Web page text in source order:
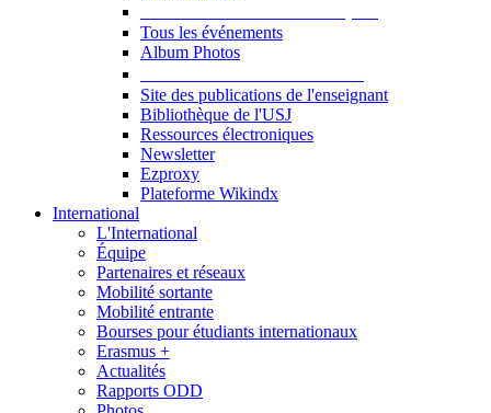
Tous les événements
Album Photos
Site des publications de l'enseignant
Bibliothèque de l'USJ
Ressources électroniques
Newsletter
Ezproxy
Plateforme Wikindx
International
L'International
Équipe
Partenaires et réseaux
Mobilité sortante
Mobilité entrante
Bourses pour étudiants internationaux
Erasmus +
Actualités
Rapports ODD